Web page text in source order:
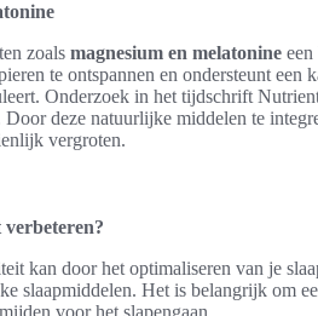
zoals magnesium en melatonine
te ontspannen en ondersteunt
Onderzoek in het tijdschrift
deze natuurlijke middelen te
vergroten.
kan door het optimaliseren van je
slaapmiddelen. Het is belangrijk om
voor het slapengaan.